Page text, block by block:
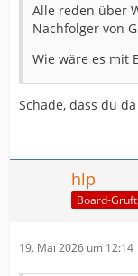
Alle reden über
Nachfolger von
Wie wäre es mit
Schade, dass du
hlp
Board-Grufti
19. Mai 2026 um 12:14